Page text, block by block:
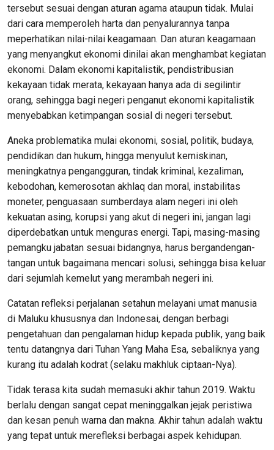
tersebut sesuai dengan aturan agama ataupun tidak. Mulai
dari cara memperoleh harta dan penyalurannya tanpa
meperhatikan nilai-nilai keagamaan. Dan aturan keagamaan
yang menyangkut ekonomi dinilai akan menghambat kegiatan
ekonomi. Dalam ekonomi kapitalistik, pendistribusian
kekayaan tidak merata, kekayaan hanya ada di segilintir
orang, sehingga bagi negeri penganut ekonomi kapitalistik
menyebabkan ketimpangan sosial di negeri tersebut.
Aneka problematika mulai ekonomi, sosial, politik, budaya,
pendidikan dan hukum, hingga menyulut kemiskinan,
meningkatnya pengangguran, tindak kriminal, kezaliman,
kebodohan, kemerosotan akhlaq dan moral, instabilitas
moneter, penguasaan sumberdaya alam negeri ini oleh
kekuatan asing, korupsi yang akut di negeri ini, jangan lagi
diperdebatkan untuk menguras energi. Tapi, masing-masing
pemangku jabatan sesuai bidangnya, harus bergandengan-
tangan untuk bagaimana mencari solusi, sehingga bisa keluar
dari sejumlah kemelut yang merambah negeri ini.
Catatan refleksi perjalanan setahun melayani umat manusia
di Maluku khususnya dan Indonesai, dengan berbagi
pengetahuan dan pengalaman hidup kepada publik, yang baik
tentu datangnya dari Tuhan Yang Maha Esa, sebaliknya yang
kurang itu adalah kodrat (selaku makhluk ciptaan-Nya).
Tidak terasa kita sudah memasuki akhir tahun 2019. Waktu
berlalu dengan sangat cepat meninggalkan jejak peristiwa
dan kesan penuh warna dan makna. Akhir tahun adalah waktu
yang tepat untuk merefleksi berbagai aspek kehidupan.